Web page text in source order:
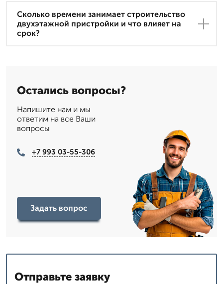
Сколько времени занимает строительство
двухэтажной пристройки и что влияет на
срок?
Остались вопросы?
Напишите нам и мы
ответим на все Ваши
вопросы
+7 993 03-55-306
Задать вопрос
Отправьте заявку